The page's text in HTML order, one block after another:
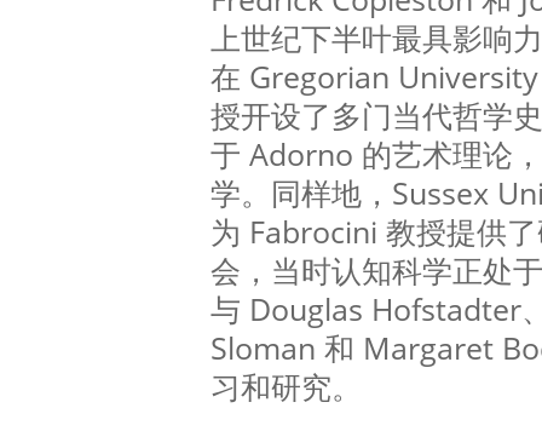
上世纪下半叶最具影响
在 Gregorian
授开设了多门当代哲学
于 Adorno 的艺术理论
学。同样地，Sussex
为 Fabrocini 教授提供
会，当时认知科学正处
与 Douglas Hofstadter
Sloman 和 Margaret
习和研究。